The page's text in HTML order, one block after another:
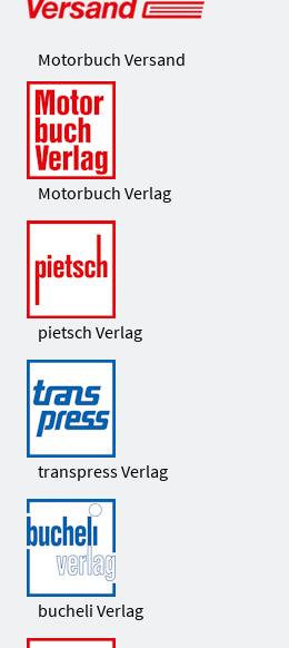
Motorbuch Versand
Motorbuch Verlag
pietsch Verlag
transpress Verlag
bucheli Verlag